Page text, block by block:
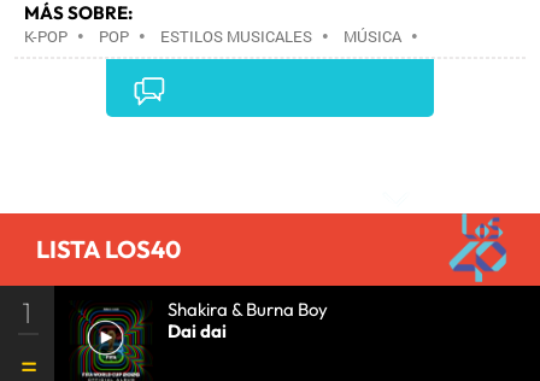
MÁS SOBRE:
K-POP • POP • ESTILOS MUSICALES • MÚSICA •
LISTA LOS40
1
Shakira & Burna Boy
Dai dai